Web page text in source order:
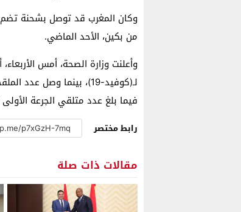
وكان المغرب قد توصل بشحنة
من بكين، الأحد الماضي.
فيما بلغ عدد متلقي الجرعة الأولى 23 مليونا و139 ألفا و440 شخصا.
رابط مختصر
مقالات ذات صلة